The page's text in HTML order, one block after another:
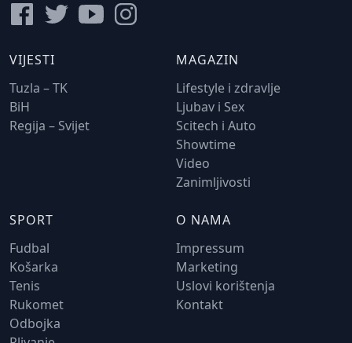
VIJESTI
Tuzla – TK
BiH
Regija – Svijet
MAGAZIN
Lifestyle i zdravlje
Ljubav i Sex
Scitech i Auto
Showtime
Video
Zanimljivosti
SPORT
Fudbal
Košarka
Tenis
Rukomet
Odbojka
O NAMA
Impressum
Marketing
Uslovi korištenja
Kontakt